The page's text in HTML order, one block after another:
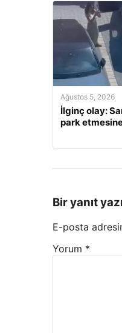
Ağustos 5, 2026
İlginç olay:
park
Bir yanıt
E-posta
Yorum *